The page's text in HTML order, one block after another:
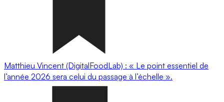
Matthieu Vincent (DigitalFoodLab) : « Le point essentiel de
l’année 2026 sera celui du passage à l’échelle ».